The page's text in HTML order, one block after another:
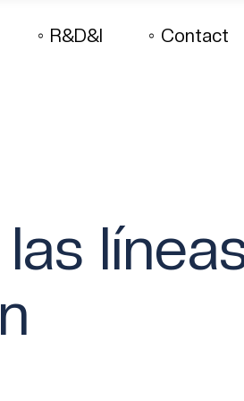
R&D&I Contact